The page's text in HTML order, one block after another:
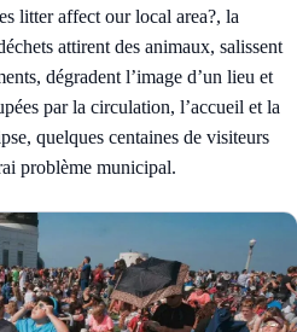
litter affect our local area?, la
attirent des animaux, salissent
dégradent l’image d’un lieu et
par la circulation, l’accueil et la
quelques centaines de visiteurs
problème municipal.